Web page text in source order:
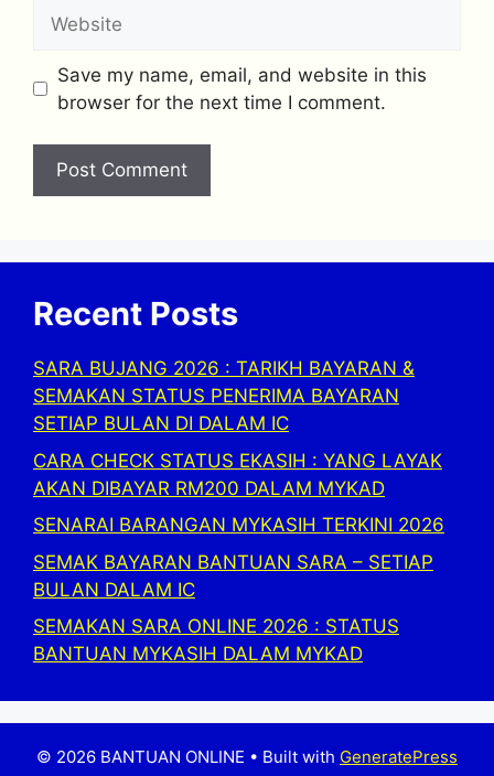
Save my name, email, and website in this
browser for the next time I comment.
Recent Posts
SARA BUJANG 2026 : TARIKH BAYARAN &
SEMAKAN STATUS PENERIMA BAYARAN
SETIAP BULAN DI DALAM IC
CARA CHECK STATUS EKASIH : YANG LAYAK
AKAN DIBAYAR RM200 DALAM MYKAD
SENARAI BARANGAN MYKASIH TERKINI 2026
SEMAK BAYARAN BANTUAN SARA – SETIAP
BULAN DALAM IC
SEMAKAN SARA ONLINE 2026 : STATUS
BANTUAN MYKASIH DALAM MYKAD
© 2026 BANTUAN ONLINE • Built with GeneratePress